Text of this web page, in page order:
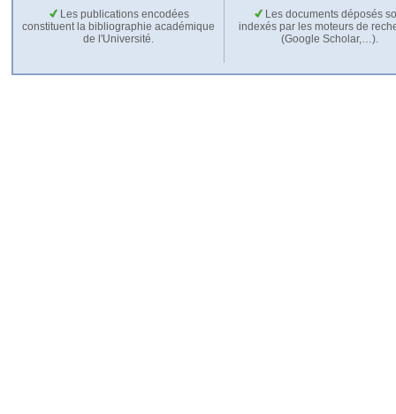
Les publications encodées
constituent la bibliographie académique
de l'Université.
Les documents déposés
indexés par les moteurs de
(Google Scholar,…).